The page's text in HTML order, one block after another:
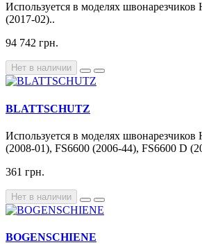
Используется в моделях швонарезчиков
(2017-02)..
94 742 грн.
Нет в наличии
BLATTSCHUTZ
Используется в моделях швонарезчиков
(2008-01), FS6600 (2006-44), FS6600 D
361 грн.
Нет в наличии
BOGENSCHIENE